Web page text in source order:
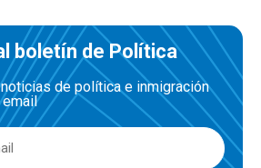
boletín de Política
de política e inmigración
email